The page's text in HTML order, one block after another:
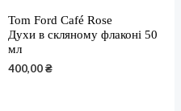
Tom Ford Café Rose
Духи в скляному флаконі 50
мл
400,00₴